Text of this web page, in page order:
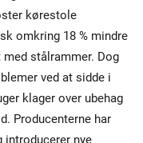
kørestole
omkring 18 % mindre
med stålrammer. Dog
ved at sidde i
klager over ubehag
Producenterne har
introducerer nye